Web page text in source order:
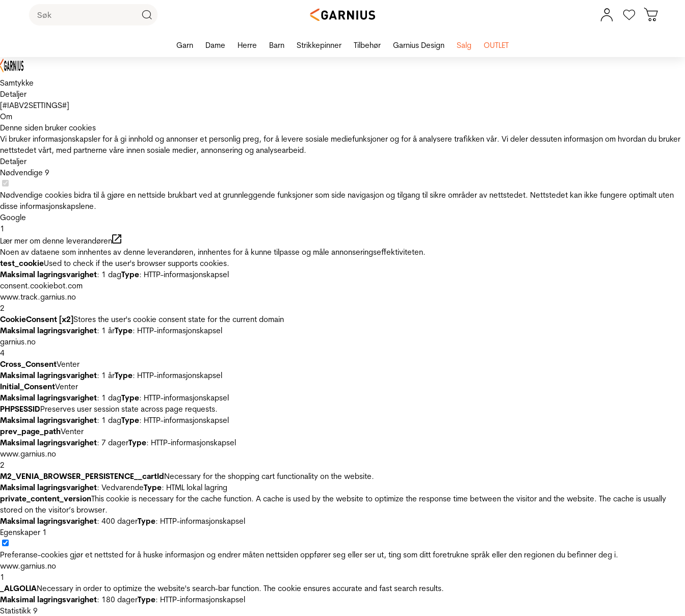
Samtykke
Detaljer
[#IABV2SETTINGS#]
Om
Denne siden bruker cookies
Vi bruker informasjonskapsler for å gi innhold og annonser et personlig preg, for å levere sosiale mediefunksjoner og for å analysere trafikken vår. Vi deler dessuten informasjon om hvordan du bruker
nettstedet vårt, med partnerne våre innen sosiale medier, annonsering og analysearbeid.
Detaljer
Nødvendige 9
Nødvendige cookies bidra til å gjøre en nettside brukbart ved at grunnleggende funksjoner som side navigasjon og tilgang til sikre områder av nettstedet. Nettstedet kan ikke fungere optimalt uten
disse informasjonskapslene.
Google
1
Lær mer om denne leverandøren
Noen av dataene som innhentes av denne leverandøren, innhentes for å kunne tilpasse og måle annonseringseffektiviteten.
test_cookieUsed to check if the user's browser supports cookies.
Maksimal lagringsvarighet: 1 dagType: HTTP-informasjonskapsel
consent.cookiebot.com
www.track.garnius.no
2
CookieConsent [x2]Stores the user's cookie consent state for the current domain
Maksimal lagringsvarighet: 1 årType: HTTP-informasjonskapsel
garnius.no
4
Cross_ConsentVenter
Maksimal lagringsvarighet: 1 årType: HTTP-informasjonskapsel
Initial_ConsentVenter
Maksimal lagringsvarighet: 1 dagType: HTTP-informasjonskapsel
PHPSESSIDPreserves user session state across page requests.
Maksimal lagringsvarighet: 1 dagType: HTTP-informasjonskapsel
prev_page_pathVenter
Maksimal lagringsvarighet: 7 dagerType: HTTP-informasjonskapsel
www.garnius.no
2
M2_VENIA_BROWSER_PERSISTENCE__cartIdNecessary for the shopping cart functionality on the website.
Maksimal lagringsvarighet: VedvarendeType: HTML lokal lagring
private_content_versionThis cookie is necessary for the cache function. A cache is used by the website to optimize the response time between the visitor and the website. The cache is usually
stored on the visitor’s browser.
Maksimal lagringsvarighet: 400 dagerType: HTTP-informasjonskapsel
Egenskaper 1
Preferanse-cookies gjør et nettsted for å huske informasjon og endrer måten nettsiden oppfører seg eller ser ut, ting som ditt foretrukne språk eller den regionen du befinner deg i.
www.garnius.no
1
_ALGOLIANecessary in order to optimize the website's search-bar function. The cookie ensures accurate and fast search results.
Maksimal lagringsvarighet: 180 dagerType: HTTP-informasjonskapsel
Statistikk 9
Garn Dame Herre Barn Strikkepinner Tilbehør Garnius Design Salg OUTLET